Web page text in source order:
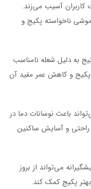
کاربران آسیب می‌زند.
ناخواسته پکیج و
به دلیل شعله نامناسب
و کاهش عمر مفید آن
باعث نوسانات دما در
و آسایش ساکنین
می‌تواند از بروز
پکیج کمک کند.